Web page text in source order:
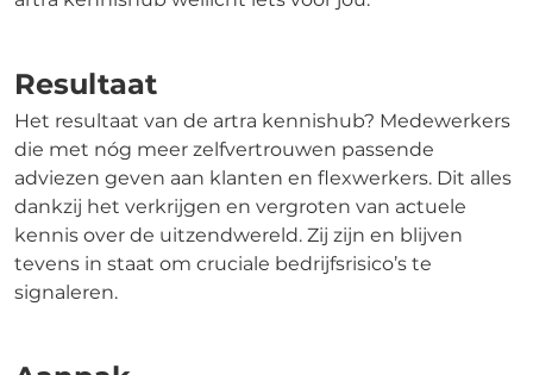
Resultaat
Het resultaat van de artra kennishub? Medewerkers
die met nóg meer zelfvertrouwen passende
adviezen geven aan klanten en flexwerkers. Dit alles
dankzij het verkrijgen en vergroten van actuele
kennis over de uitzendwereld. Zij zijn en blijven
tevens in staat om cruciale bedrijfsrisico’s te
signaleren.